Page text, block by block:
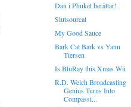
Dan i Phuket berättar!
Slutsourcat
My Good Sauce
Bark Cat Bark vs Yann
Tiersen
Is BluRay this Xmas Wii
R.D. Welch Broadcasting
Genius Turns Into
Compassi...